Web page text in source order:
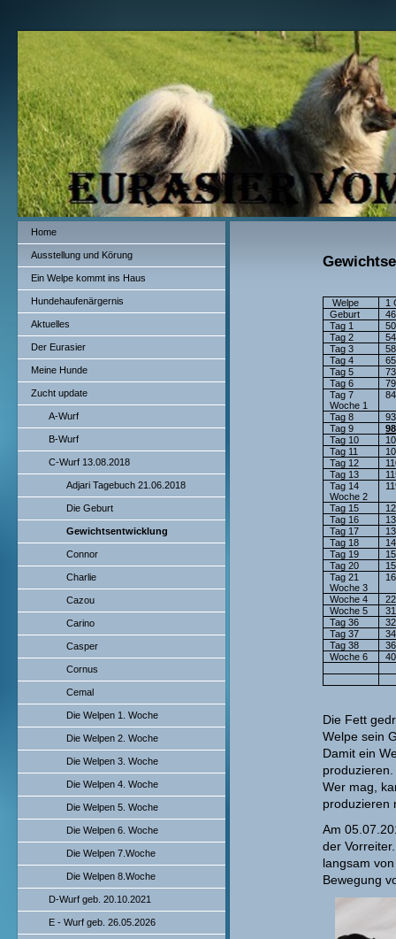
Home
Ausstellung und Körung
Ein Welpe kommt ins Haus
Hundehaufenärgernis
Aktuelles
Der Eurasier
Meine Hunde
Zucht update
A-Wurf
B-Wurf
C-Wurf 13.08.2018
Adjari Tagebuch 21.06.2018
Die Geburt
Gewichtsentwicklung
Connor
Charlie
Cazou
Carino
Casper
Cornus
Cemal
Die Welpen 1. Woche
Die Welpen 2. Woche
Die Welpen 3. Woche
Die Welpen 4. Woche
Die Welpen 5. Woche
Die Welpen 6. Woche
Die Welpen 7.Woche
Die Welpen 8.Woche
D-Wurf geb. 20.10.2021
E - Wurf geb. 26.05.2026
Welpe
1
Geburt
Tag 1
Tag 2
Tag 3
Tag 4
Tag 5
Tag 6
Tag 7
Woche 1
Tag 8
Tag 9
Tag 10
Tag 11
Tag 12
Tag 13
Tag 14
Woche 2
Tag 15
Tag 16
Tag 17
Tag 18
Tag 19
Tag 20
Tag 21
Woche 3
Woche 4
Woche 5
Tag 36
Tag 37
Tag 38
Woche 6
Die Fett
Welpe sein
Damit ein
produzieren.
Wer mag,
produzieren
Am
der
langsam
Bewegung